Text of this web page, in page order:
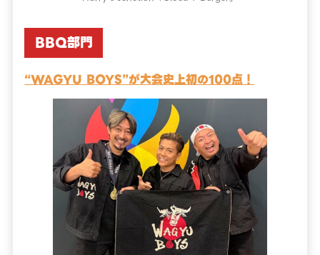
BBQ部門
“WAGYU BOYS”が大会史上初の100点！